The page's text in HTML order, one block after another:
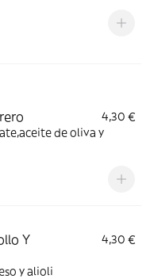
4,30 €
de oliva y
Y
4,30 €
y alioli